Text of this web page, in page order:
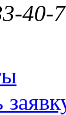
40-